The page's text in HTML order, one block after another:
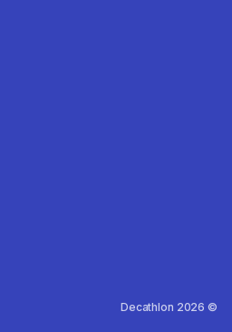
Decathlon 2026 ©